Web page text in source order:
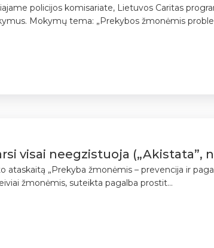
policijos komisariate, Lietuvos Caritas
Mokymų tema: „Prekybos žmonėmis
visai neegzistuoja („Akistata”,
ataskaitą „Prekyba žmonėmis – prevencija ir
žmonėmis, suteikta pagalba prostit...